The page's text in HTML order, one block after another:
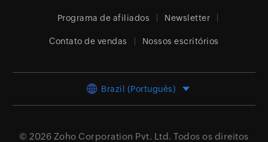
Programa de afiliados Newsletter
Contato de vendas Nossos escritórios
Brazil (Português)
© 2026 Zoho Corporation Pvt. Ltd. Todos os direitos